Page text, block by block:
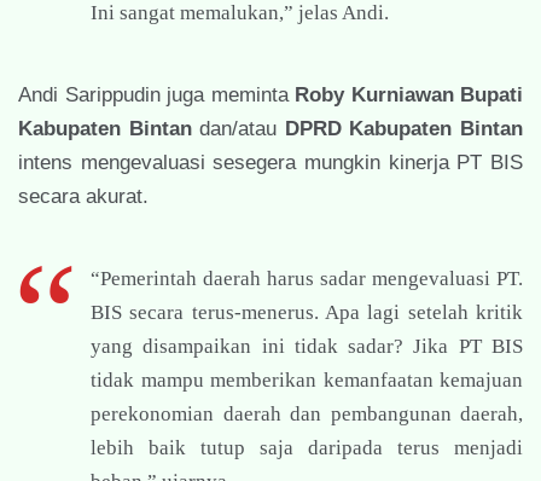
Ini sangat memalukan,” jelas Andi.
Andi Sarippudin juga meminta Roby Kurniawan Bupati
Kabupaten Bintandan/atau DPRD Kabupaten Bintan
intens mengevaluasi sesegera mungkin kinerja PT BIS
secara akurat.
“Pemerintah daerah harus sadar mengevaluasi PT.
BIS secara terus-menerus. Apa lagi setelah kritik
yang disampaikan ini tidak sadar? Jika PT BIS
tidak mampu memberikan kemanfaatan kemajuan
perekonomian daerah dan pembangunan daerah,
lebih baik tutup saja daripada terus menjadi